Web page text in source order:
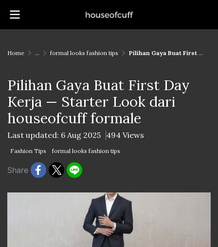
Home ... formal looks fashion tips Pilihan Gaya Buat First Day Kerja — Starter Look dari houseofcuff formale
Pilihan Gaya Buat First Day
Kerja — Starter Look dari
houseofcuff formale
Last updated: 6 Aug 2025 494 Views
Fashion Tips formal looks fashion tips
Share